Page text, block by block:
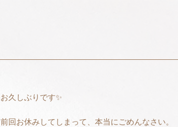
お久しぶりです✨
前回お休みしてしまって、本当にごめんなさい。